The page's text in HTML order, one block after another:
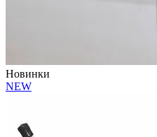
Новинки
NEW